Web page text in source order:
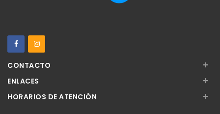
CONTACTO +
ENLACES +
HORARIOS DE ATENCIÓN +